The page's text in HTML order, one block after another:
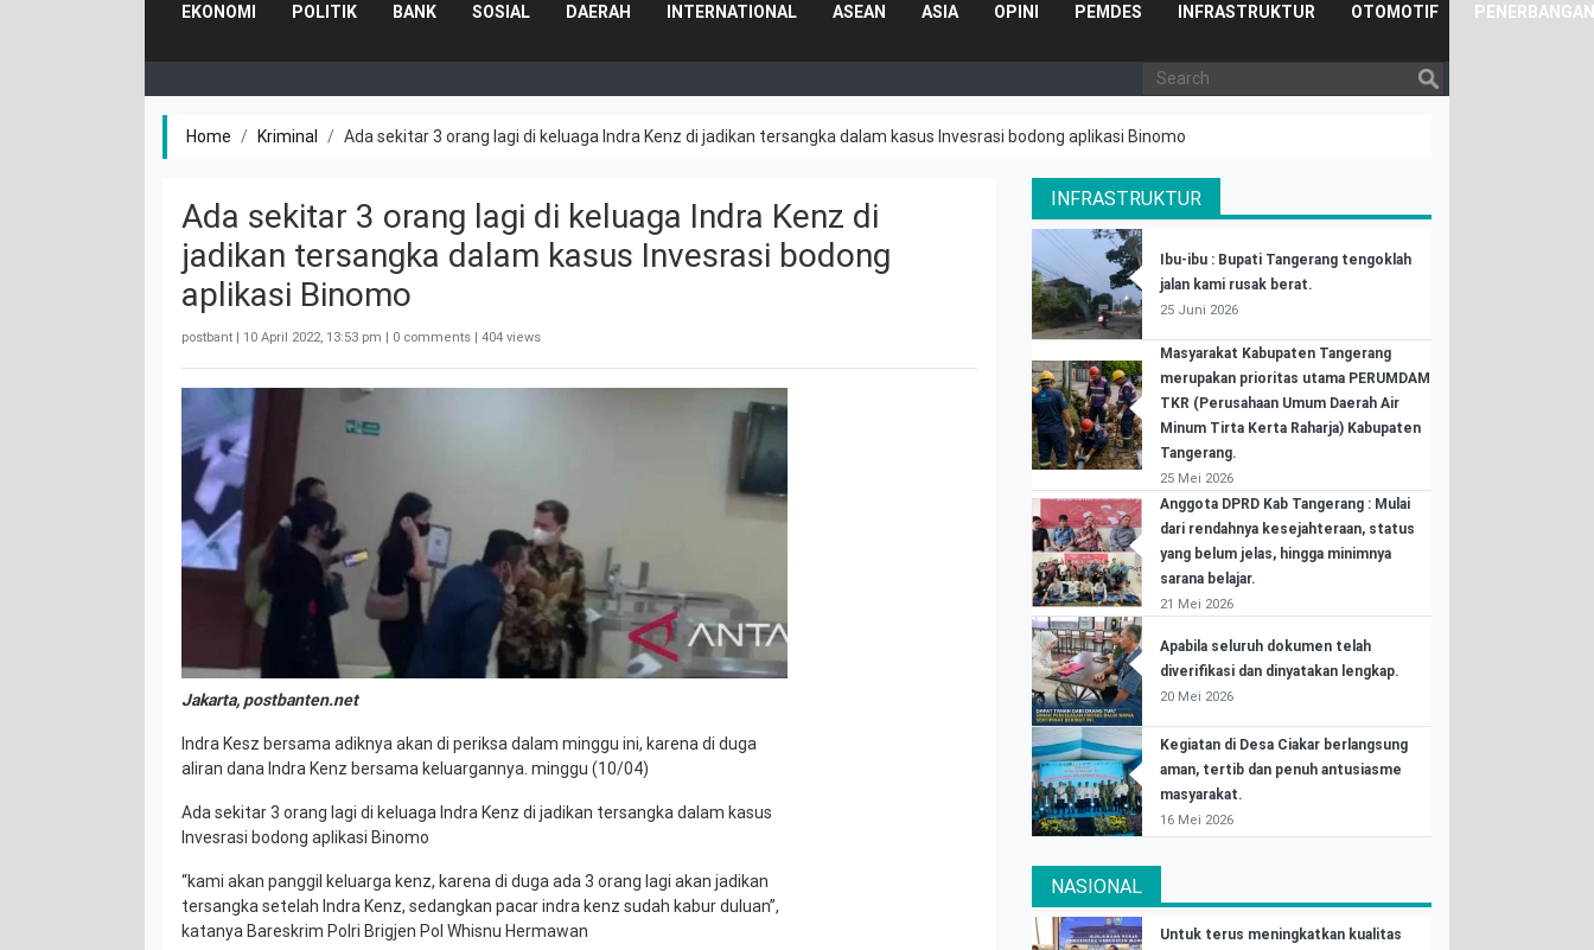
EKONOMI POLITIK BANK SOSIAL DAERAH INTERNATIONAL ASEAN ASIA OPINI PEMDES INFRASTRUKTUR OTOMOTIF PENERBANGAN
Home Kriminal Ada sekitar 3 orang lagi di keluaga Indra Kenz di jadikan tersangka dalam kasus Invesrasi bodong aplikasi Binomo
Ada sekitar 3 orang lagi di keluaga Indra Kenz di
jadikan tersangka dalam kasus Invesrasi bodong
aplikasi Binomo
postbant | 10 April 2022, 13:53 pm | 0 comments | 404 views
Jakarta, postbanten.net
Indra Kesz bersama adiknya akan di periksa dalam minggu ini, karena di duga
aliran dana Indra Kenz bersama keluargannya. minggu (10/04)
Ada sekitar 3 orang lagi di keluaga Indra Kenz di jadikan tersangka dalam kasus
Invesrasi bodong aplikasi Binomo
“kami akan panggil keluarga kenz, karena di duga ada 3 orang lagi akan jadikan
tersangka setelah Indra Kenz, sedangkan pacar indra kenz sudah kabur duluan”,
katanya Bareskrim Polri Brigjen Pol Whisnu Hermawan
INFRASTRUKTUR
Ibu-ibu : Bupati Tangerang tengoklah
jalan kami rusak berat.
25 Juni 2026
Masyarakat Kabupaten Tangerang
merupakan prioritas utama PERUMDAM
TKR (Perusahaan Umum Daerah Air
Minum Tirta Kerta Raharja) Kabupaten
Tangerang.
25 Mei 2026
Anggota DPRD Kab Tangerang : Mulai
dari rendahnya kesejahteraan, status
yang belum jelas, hingga minimnya
sarana belajar.
21 Mei 2026
Apabila seluruh dokumen telah
diverifikasi dan dinyatakan lengkap.
20 Mei 2026
Kegiatan di Desa Ciakar berlangsung
aman, tertib dan penuh antusiasme
masyarakat.
16 Mei 2026
NASIONAL
Untuk terus meningkatkan kualitas